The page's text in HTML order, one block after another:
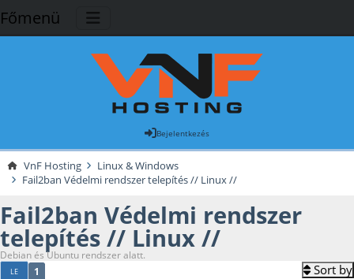
Főmenü
Bejelentkezés
VnF Hosting
Linux & Windows
Fail2ban Védelmi rendszer telepítés // Linux //
Fail2ban Védelmi rendszer
telepítés // Linux //
Debian és Ubuntu rendszer alatt.
LE 1 Sort by